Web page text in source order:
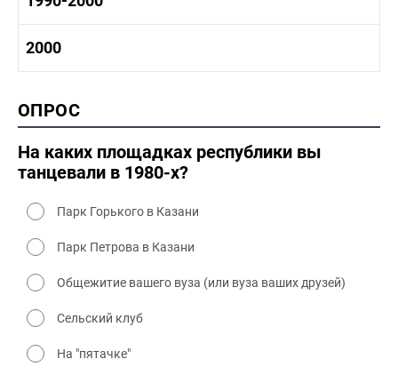
1980-1990 культура
1990-2000 культура
2000
2000 промышленность
2000 культура
ОПРОС
На каких площадках республики вы
танцевали в 1980-х?
Парк Горького в Казани
Парк Петрова в Казани
Общежитие вашего вуза (или вуза ваших друзей)
Сельский клуб
На "пятачке"